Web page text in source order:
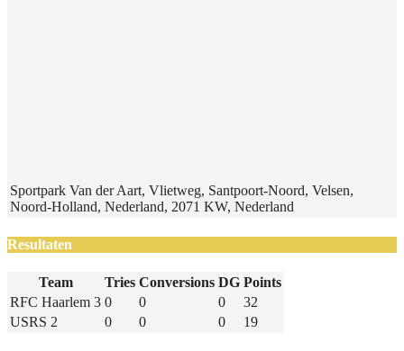
Sportpark Van der Aart, Vlietweg, Santpoort-Noord, Velsen,
Noord-Holland, Nederland, 2071 KW, Nederland
Resultaten
Team Tries Conversions DG Points
RFC Haarlem 3 0 0 0
32
USRS 2
0 0 0 19